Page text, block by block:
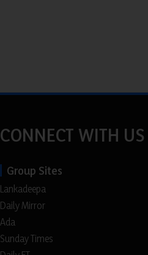
CONNECT WITH US
Group Sites
Lankadeepa
Daily Mirror
Ada
Sunday Times